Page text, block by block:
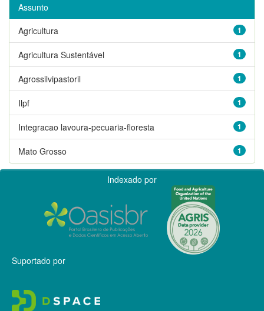
Assunto
1
Agricultura
1
Agricultura Sustentável
1
Agrossilvipastoril
1
Ilpf
1
Integracao lavoura-pecuaria-floresta
1
Mato Grosso
Indexado por
Suportado por